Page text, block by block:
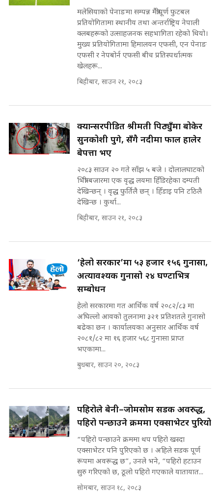
सहकारी पीडितसँग मन्त्री प्रतिभा रावलले
भनिन्–साथ दिनुहोस्, दबाब होइन ||
Sidhakura || Pratibha Rawal
कहिले बन्ला चक्रपथ ? विस्तार कार्यमा
Expansion Dilemma |
SIDHAKURA |
पटकपटक भावुक बने गृहमन्त्री सुदन
'Poppo Live'-SIDHAKURA
INVESTIGATION
मन्त्री आउने बित्तिकै सुरु भएको थियो
घुसको डिल || Raj Kumar Gupta ||
SIDHAKURA ||
भूमिसुधार मन्त्रीलाई जोगाइदै ! ||
SIDHAKURA ||
७८ लाख घुस खाने मन्त्री ! जोगाउने
प्रधानमन्त्री ? || SIDHAKURA ||
SIDHAKURA INVESTIGATION
||
SIDHAKURA |
मन्त्री राजकुमारलाई घुस दिने विचौलीया
पूर्व मन्त्री रञ्जिता || SIDHAKURA
||
मन्त्रीले घुस डिल गरेको अडियो ! दुई झोला
मृतकका परिवारप्रति मेडिकल
काउन्सीलको बदनियत ! न्याय खोज्दै
भौतारिदै सुवास || THE REPORTER
||
मलेसियाको पेनाङमा सम्पन्न मैत्रीपूर्ण फुटबल
प्रतियोगितामा स्थानीय तथा अन्तर्राष्ट्रिय नेपाली
क्लबहरूको उत्साहजनक सहभागिता रहेको थियो।
मुख्य प्रतियोगितामा हिमालयन एफसी, एन पेनाङ
एफसी र नेपबोर्न एफसी बीच प्रतिस्पर्धात्मक
खेलहरू...
बिहीबार, साउन २१, २०८३
क्यान्सरपीडित श्रीमती पिठ्युँमा बोकेर
सुनकोशी पुगे, सँगै नदीमा फाल हालेर
बेपत्ता भए
२०८३ साउन २० गते साँझ ५ बजे । दोलालघाटको
भित्री बजारमा एक वृद्ध लयमा हिँडिरहेका दम्पती
देखिन्छन् । वृद्ध फुर्तिलै छन् । हिँडाइ पनि टठिलै
देखिन्छ । कुर्था...
बिहीबार, साउन २१, २०८३
‘हेलो सरकार’मा ५३ हजार १५६ गुनासा,
अत्यावश्यक गुनासो २४ घण्टाभित्र
सम्बोधन
हेलो सरकारमा गत आर्थिक वर्ष २०८२/८३ मा
अघिल्लो आवको तुलनामा ३२१ प्रतिशतले गुनासो
बढेका छन । कार्यालयका अनुसार आर्थिक वर्ष
२०८१/८२ मा १६ हजार ५६८ गुनासा प्राप्त
भएकामा...
बुधबार, साउन २०, २०८३
पहिरोले बेनी–जोमसोम सडक अवरुद्ध,
पहिरो पन्छाउने क्रममा एक्साभेटर पुरियो
“पहिरो पन्छाउने क्रममा थप पहिरो खस्दा
एक्साभेटर पनि पुरिएको छ । अहिले सडक पूर्ण
रूपमा अवरूद्ध छ”, उनले भने, “पहिरो हटाउन
सुरु गरिएको छ, ठूलो पहिरो गएकाले यातायात...
सोमबार, साउन १८, २०८३